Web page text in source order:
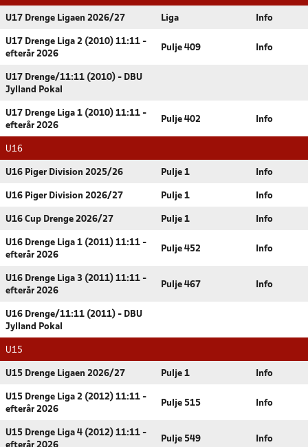
U17 Drenge Ligaen 2026/27 Liga Info
U17 Drenge Liga 2 (2010) 11:11 -
efterår 2026
Pulje 409 Info
U17 Drenge/11:11 (2010) - DBU
Jylland Pokal
U17 Drenge Liga 1 (2010) 11:11 -
efterår 2026
Pulje 402 Info
U16
U16 Piger Division 2025/26 Pulje 1 Info
U16 Piger Division 2026/27 Pulje 1 Info
U16 Cup Drenge 2026/27 Pulje 1 Info
U16 Drenge Liga 1 (2011) 11:11 -
efterår 2026
Pulje 452 Info
U16 Drenge Liga 3 (2011) 11:11 -
efterår 2026
Pulje 467 Info
U16 Drenge/11:11 (2011) - DBU
Jylland Pokal
U15
U15 Drenge Ligaen 2026/27 Pulje 1 Info
U15 Drenge Liga 2 (2012) 11:11 -
efterår 2026
Pulje 515 Info
U15 Drenge Liga 4 (2012) 11:11 -
Pulje 549 Info